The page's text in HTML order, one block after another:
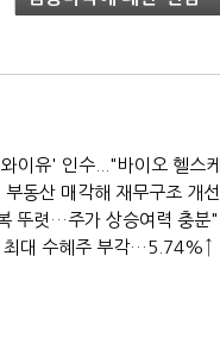
의 작전회의’ 2회 유튜브
동산 매각해 재무구조 개선
뚜렷…주가 상승여력 충분"
최대 수혜주 부각…5.74%↑